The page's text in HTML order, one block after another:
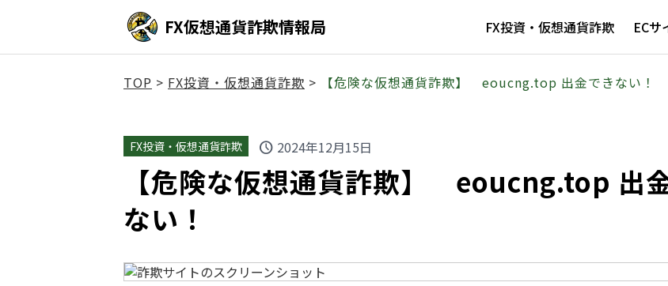
FX仮想通貨詐欺情報局 FX投資・仮想通貨詐欺 EC
TOP > FX投資・仮想通貨詐欺 > 【危険な仮想通貨詐欺】 eoucng.top 出金できない！
FX投資・仮想通貨詐欺 schedule 2024年12月15日
【危険な仮想通貨詐欺】 eoucng.top 出
ない！